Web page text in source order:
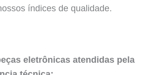
índices de qualidade.
eletrônicas atendidas pela